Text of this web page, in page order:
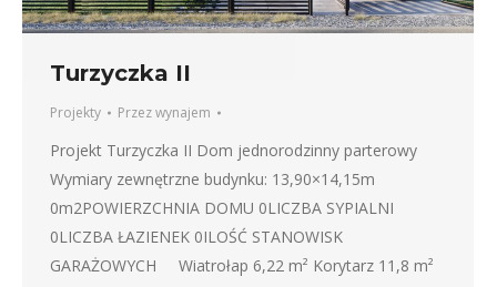
Turzyczka II
Projekty Przezwynajem
Projekt Turzyczka II Dom jednorodzinny parterowy
Wymiary zewnętrzne budynku: 13,90×14,15m
0m2POWIERZCHNIA DOMU 0LICZBA SYPIALNI
0LICZBA ŁAZIENEK 0ILOŚĆ STANOWISK
GARAŻOWYCH Wiatrołap 6,22 m² Korytarz 11,8 m²